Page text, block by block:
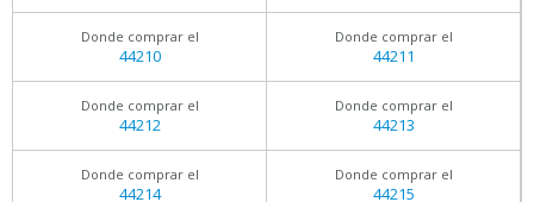
Donde comprar el
44210
Donde comprar el
44211
Donde comprar el
44212
Donde comprar el
44213
Donde comprar el
44214
Donde comprar el
44215